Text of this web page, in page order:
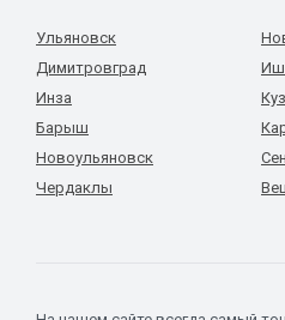
Ульяновск
Димитровград
Инза
Барыш
Новоульяновск
Чердаклы